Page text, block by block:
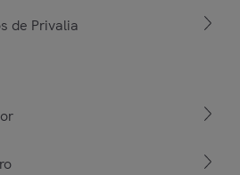
de Privalia